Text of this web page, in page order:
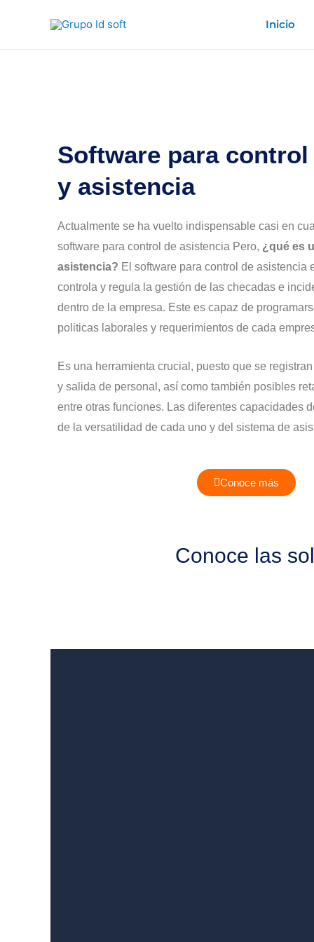
Inicio
Software para control
y asistencia
Actualmente se ha vuelto indispensable casi en
software para control de asistencia Pero, ¿qué es
asistencia? El software para control de asistencia
controla y regula la gestión de las checadas e
dentro de la empresa. Este es capaz de
politicas laborales y requerimientos de cada
Es una herramienta crucial, puesto que se
y salida de personal, así como también posibles
entre otras funciones. Las diferentes capacidades
de la versatilidad de cada uno y del sistema de
Conoce más
Conoce las